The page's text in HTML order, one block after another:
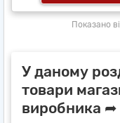
Показано
У даному
товари
виробника ➦